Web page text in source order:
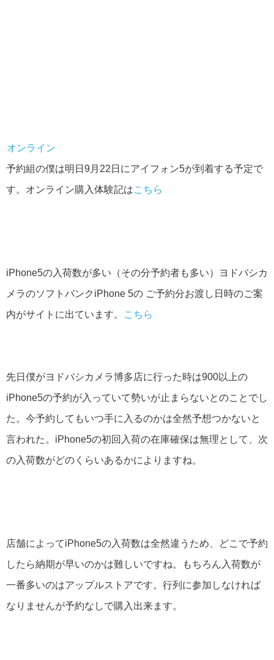
オンライン
予約組の僕は明日9月22日にアイフォン5が到着する予定で
す。オンライン購入体験記はこちら
iPhone5の入荷数が多い（その分予約者も多い）ヨドバシカ
メラのソフトバンクiPhone 5の ご予約分お渡し日時のご案
内がサイトに出ています。
こちら
先日僕がヨドバシカメラ博多店に行った時は900以上の
iPhone5の予約が入っていて勢いが止まらないとのことでし
た。今予約してもいつ手に入るのかは全然予想つかないと
言われた。iPhone5の初回入荷の在庫確保は無理として、次
の入荷数がどのくらいあるかによりますね。
店舗によってiPhone5の入荷数は全然違うため、どこで予約
したら納期が早いのかは難しいですね。もちろん入荷数が
一番多いのはアップルストアです。行列に参加しなければ
なりませんが予約なしで購入出来ます。